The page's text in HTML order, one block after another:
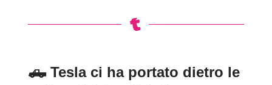
🛻 Tesla ci ha portato dietro le